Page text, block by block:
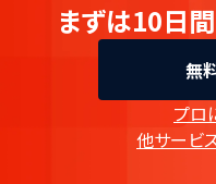
まずは10日間
無
プロ
他サービ